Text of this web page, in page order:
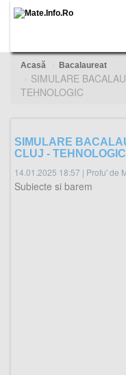
Acasă Bacalaureat
SIMULARE
TEHNOLOGIC
SIMULARE
CLUJ - TEHNOLOGIC
14.01.2025 18:57 | Profu' de
Subiecte si barem